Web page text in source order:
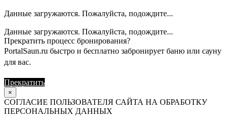
Данные загружаются. Пожалуйста, подождите...
Данные загружаются. Пожалуйста, подождите...
Прекратить процесс бронирования?
PortalSaun.ru быстро и бесплатно забронирует баню или сауну
для вас.
Прекратить
×
СОГЛАСИЕ ПОЛЬЗОВАТЕЛЯ САЙТА НА ОБРАБОТКУ
ПЕРСОНАЛЬНЫХ ДАННЫХ